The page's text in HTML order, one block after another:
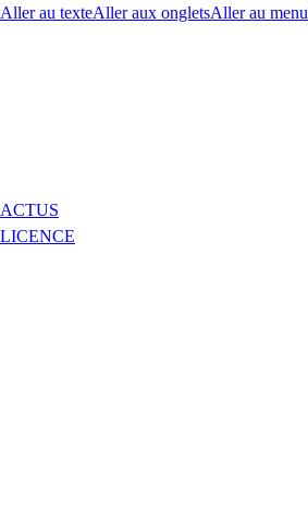
Aller au texteAller aux ongletsAller au menu
ACTUS
LICENCE